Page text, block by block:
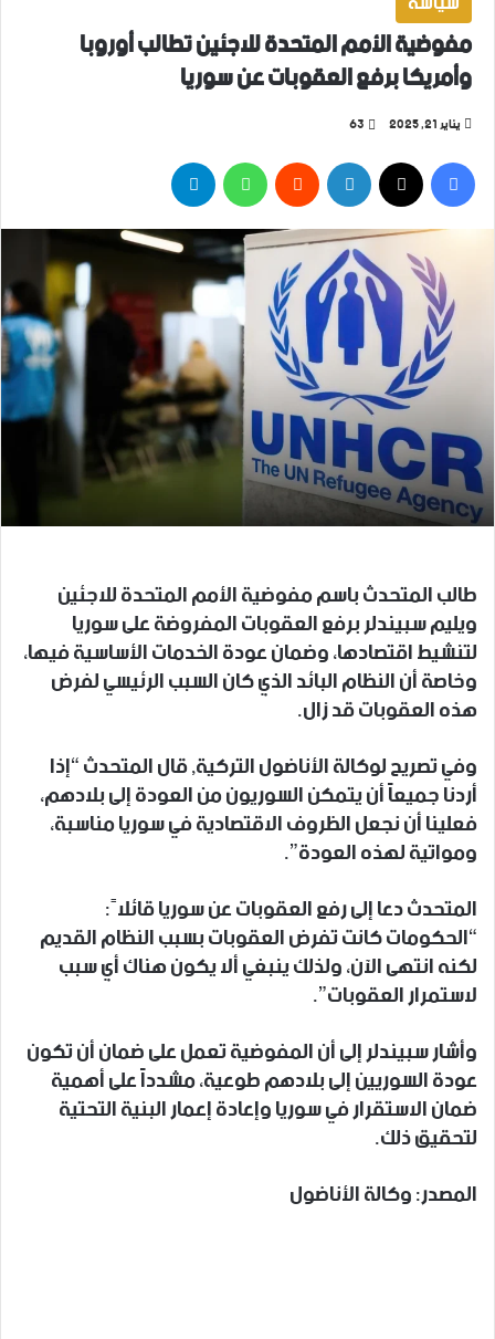
مفوضية الأمم المتحدة للاجئين تطالب أوروبا
وأمريكا برفع العقوبات عن سوريا
يناير 21, 2025 63
فيسبوك‫X لينكدإن واتساب
طالب المتحدث باسم مفوضية الأمم المتحدة للاجئين
ويليم سبيندلر برفع العقوبات المفروضة على سوريا
لتنشيط اقتصادها، وضمان عودة الخدمات الأساسية فيها،
وخاصة أن النظام البائد الذي كان السبب الرئيسي لفرض
هذه العقوبات قد زال.
وفي تصريح لوكالة الأناضول التركية, قال المتحدث “إذا
أردنا جميعاً أن يتمكن السوريون من العودة إلى بلادهم،
فعلينا أن نجعل الظروف الاقتصادية في سوريا مناسبة،
ومواتية لهذه العودة”.
المتحدث دعا إلى رفع العقوبات عن سوريا قائلاً:
“الحكومات كانت تفرض العقوبات بسبب النظام القديم
لكنه انتهى الآن، ولذلك ينبغي ألا يكون هناك أي سبب
لاستمرار العقوبات”.
وأشار سبيندلر إلى أن المفوضية تعمل على ضمان أن تكون
عودة السوريين إلى بلادهم طوعية، مشدداً على أهمية
ضمان الاستقرار في سوريا وإعادة إعمار البنية التحتية
لتحقيق ذلك.
المصدر: وكالة الأناضول